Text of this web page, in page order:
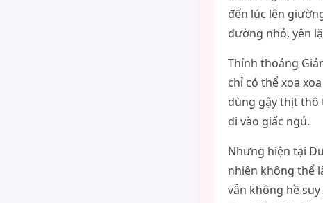
đến lúc lên
đường nhỏ, yên
Thỉnh thoảng
chỉ có thể xoa
dùng gậy thịt thô
đi vào giấc ngủ.
Nhưng hiện tại
nhiên không thể
vẫn không hề